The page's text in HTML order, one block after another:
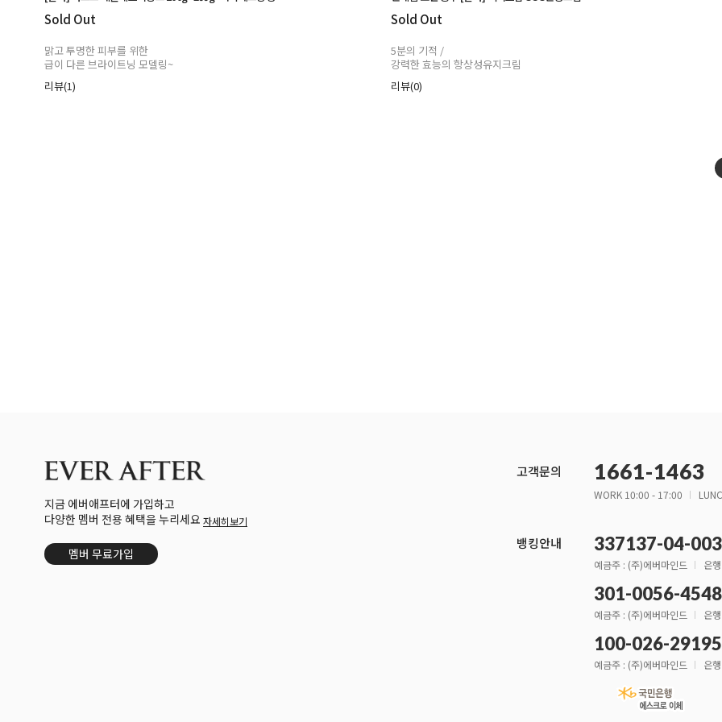
Sold Out
맑고 투명한 피부를 위한
급이 다른 브라이트닝 모델링~
리뷰(1)
Sold Out
5분의 기적 /
강력한 효능의 항상성유지크림
리뷰(0)
지금 에버애프터에 가입하고
다양한 멤버 전용 혜택을 누리세요 자세히보기
멤버 무료가입
고객문의 1661-1463
WORK 10:00 - 17:00
뱅킹안내 337137-04-
예금주 : (주)에버마인드 은
301-0056-
예금주 : (주)에버마인드 은
100-026-
예금주 : (주)에버마인드 은